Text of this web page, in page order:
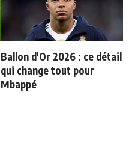
Ballon d'Or 2026 : ce détail
qui change tout pour
Mbappé